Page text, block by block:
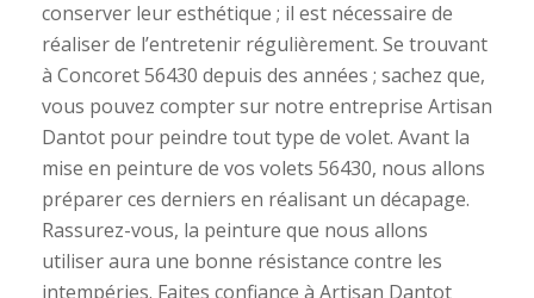
conserver leur esthétique ; il est nécessaire de
réaliser de l’entretenir régulièrement. Se trouvant
à Concoret 56430 depuis des années ; sachez que,
vous pouvez compter sur notre entreprise Artisan
Dantot pour peindre tout type de volet. Avant la
mise en peinture de vos volets 56430, nous allons
préparer ces derniers en réalisant un décapage.
Rassurez-vous, la peinture que nous allons
utiliser aura une bonne résistance contre les
intempéries. Faites confiance à Artisan Dantot